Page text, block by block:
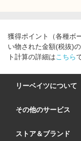
獲得ポイント（各種ボ
い物された金額(税抜)
ト計算の詳細はこちら
リーベイツについて
会社概要
サイトマップ
その他のサービス
楽天市場
ストア＆ブランド